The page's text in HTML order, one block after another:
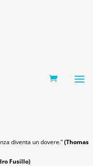
diventa un dovere.”(Thomas
Fusillo)